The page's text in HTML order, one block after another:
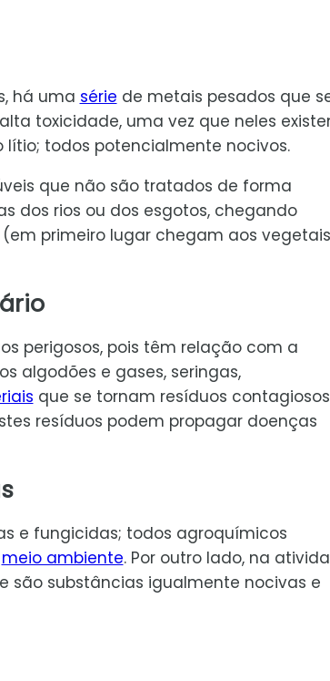
há uma série de metais pesados que
toxicidade, uma vez que neles
todos potencialmente nocivos.
que não são tratados de forma
dos rios ou dos esgotos, chegando
primeiro lugar chegam aos
perigosos, pois têm relação com a
algodões e gases, seringas,
que se tornam resíduos contagiosos
resíduos podem propagar doenças
e fungicidas; todos agroquímicos
meio ambiente. Por outro lado, na
são substâncias igualmente nocivas e